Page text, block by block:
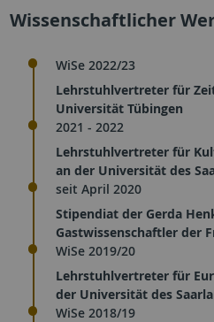
Wissenschaftlicher
WiSe 2022/23
Lehrstuhlvertreter für
Universität Tübingen
2021 - 2022
Lehrstuhlvertreter für
an der Universität des
seit April 2020
Stipendiat der Gerda
Gastwissenschaftler der
WiSe 2019/20
Lehrstuhlvertreter für
der Universität des
WiSe 2018/19